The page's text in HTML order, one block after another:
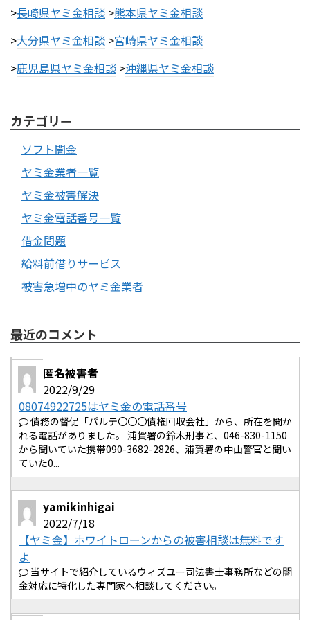
>長崎県ヤミ金相談 >熊本県ヤミ金相談
>大分県ヤミ金相談 >宮崎県ヤミ金相談
>鹿児島県ヤミ金相談 >沖縄県ヤミ金相談
カテゴリー
ソフト闇金
ヤミ金業者一覧
ヤミ金被害解決
ヤミ金電話番号一覧
借金問題
給料前借りサービス
被害急増中のヤミ金業者
最近のコメント
匿名被害者
2022/9/29
08074922725はヤミ金の電話番号
債務の督促「パルテ〇〇〇債権回収会社」から、所在を聞か
れる電話がありました。 浦賀署の鈴木刑事と、046-830-1150
から聞いていた携帯090-3682-2826、浦賀署の中山警官と聞い
ていた0...
yamikinhigai
2022/7/18
【ヤミ金】ホワイトローンからの被害相談は無料です
よ
当サイトで紹介しているウィズユー司法書士事務所などの闇
金対応に特化した専門家へ相談してください。